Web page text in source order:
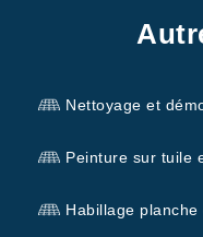
Nettoyage et
Peinture sur tuile
Habillage